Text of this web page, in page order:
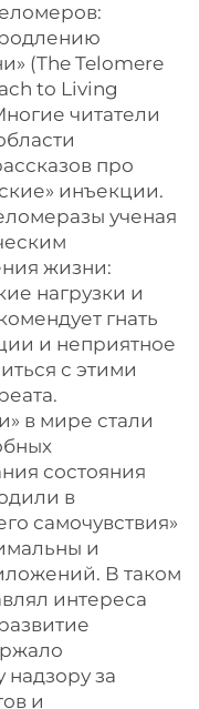
(The Telomere
to Living
читатели
про
инъекции.
ученая
жизни:
нагрузки и
гнать
и неприятное
с этими
в мире стали
состояния
в
самочувствия»
и
В таком
интереса
за
и